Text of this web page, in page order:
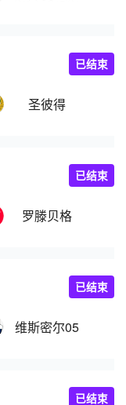
圣彼得
已结束
罗滕贝格
已结束
维斯密尔05
已结束
已结束